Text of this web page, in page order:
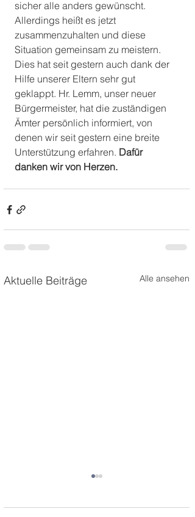
sicher alle anders gewünscht.
Allerdings heißt es jetzt
zusammenzuhalten und diese
Situation gemeinsam zu meistern.
Dies hat seit gestern auch dank der
Hilfe unserer Eltern sehr gut
geklappt. Hr. Lemm, unser neuer
Bürgermeister, hat die zuständigen
Ämter persönlich informiert, von
denen wir seit gestern eine breite
Unterstützung erfahren. Dafür
danken wir von Herzen.
Aktuelle Beiträge Alle ansehen